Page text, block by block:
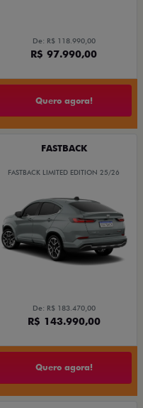
De: R$ 118.990,00
R$ 97.990,00
Quero agora!
FASTBACK
FASTBACK LIMITED EDITION 25/26
De: R$ 183.470,00
R$ 143.990,00
Quero agora!